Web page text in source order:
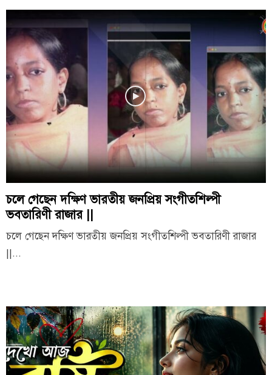
চলে গেছেন দক্ষিণ ভারতীয় জনপ্রিয় সংগীতশিল্পী
ভবতারিণী রাজার ||
চলে গেছেন দক্ষিণ ভারতীয় জনপ্রিয় সংগীতশিল্পী ভবতারিণী রাজার
||...